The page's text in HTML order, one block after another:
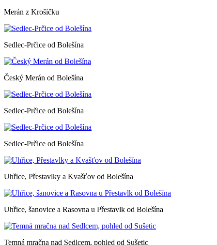
Merán z Krošíčku
Sedlec-Prčice od Bolešína
Český Merán od Bolešína
Sedlec-Prčice od Bolešína
Sedlec-Prčice od Bolešína
Uhřice, Přestavlky a Kvašťov od Bolešína
Uhřice, šanovice a Rasovna u Přestavlk od Bolešína
Temná mračna nad Sedlcem, pohled od Sušetic